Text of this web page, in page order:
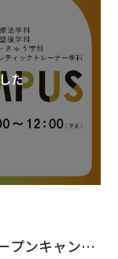
た
プンキャンパ